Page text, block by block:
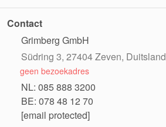
Contact
Grimberg GmbH
Südring 3, 27404 Zeven, Duitsland
geen bezoekadres
NL: 085 888 3200
BE: 078 48 12 70
[email protected]